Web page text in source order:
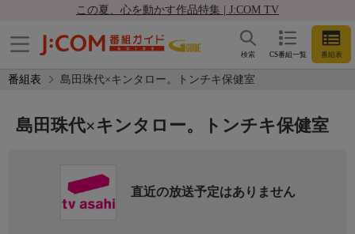
この夏、心を動かす作品特集 | J:COM TV
CS番組一覧 番組表
検索
番組表 島田珠代×キンタロー。トンチキ保健室
島田珠代×キンタロー。トンチキ保健室
直近の放送予定はありません